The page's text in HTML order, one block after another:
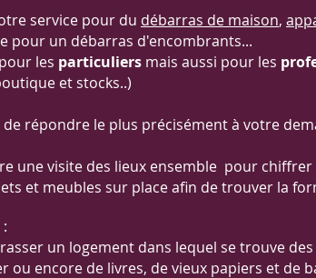
service pour du débarras de maison,
pour un débarras d'encombrants...
les particuliers mais aussi pour les
et stocks..)
répondre le plus précisément à votre
une visite des lieux ensemble pour
et meubles sur place afin de trouver la
:
un logement dans lequel se trouve des
ou encore de livres, de vieux papiers et